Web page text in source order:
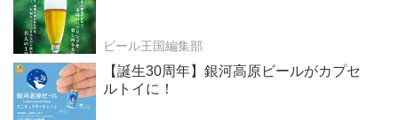
ビール王国編集部
【誕生30周年】銀河高原ビールがカプセ
ルトイに！